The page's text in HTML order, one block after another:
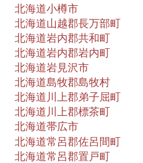
北海道小樽市
北海道山越郡長万部町
北海道岩内郡共和町
北海道岩内郡岩内町
北海道岩見沢市
北海道島牧郡島牧村
北海道川上郡弟子屈町
北海道川上郡標茶町
北海道帯広市
北海道常呂郡佐呂間町
北海道常呂郡置戸町